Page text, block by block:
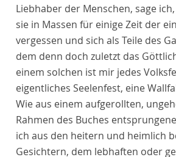
Liebhaber der Menschen, sage
sie in Massen für einige Zeit der
vergessen und sich als Teile des
dem denn doch zuletzt das
einem solchen ist mir jedes
eigentliches Seelenfest, eine
Wie aus einem aufgerollten,
Rahmen des Buches
ich aus den heitern und heimlich
Gesichtern, dem lebhaften oder